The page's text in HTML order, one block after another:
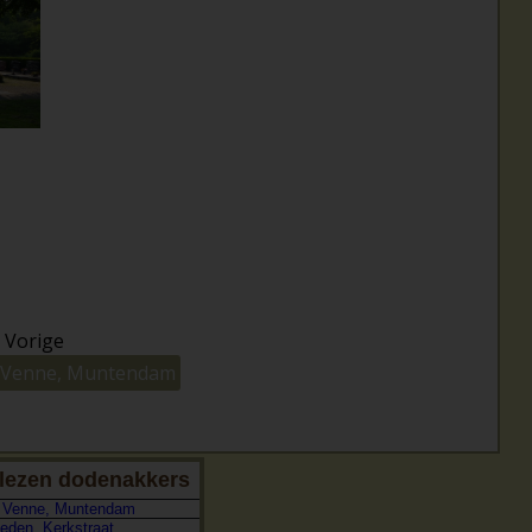
Vorige
Muntendam
dodenakkers
Muntendam
Kerkstraat